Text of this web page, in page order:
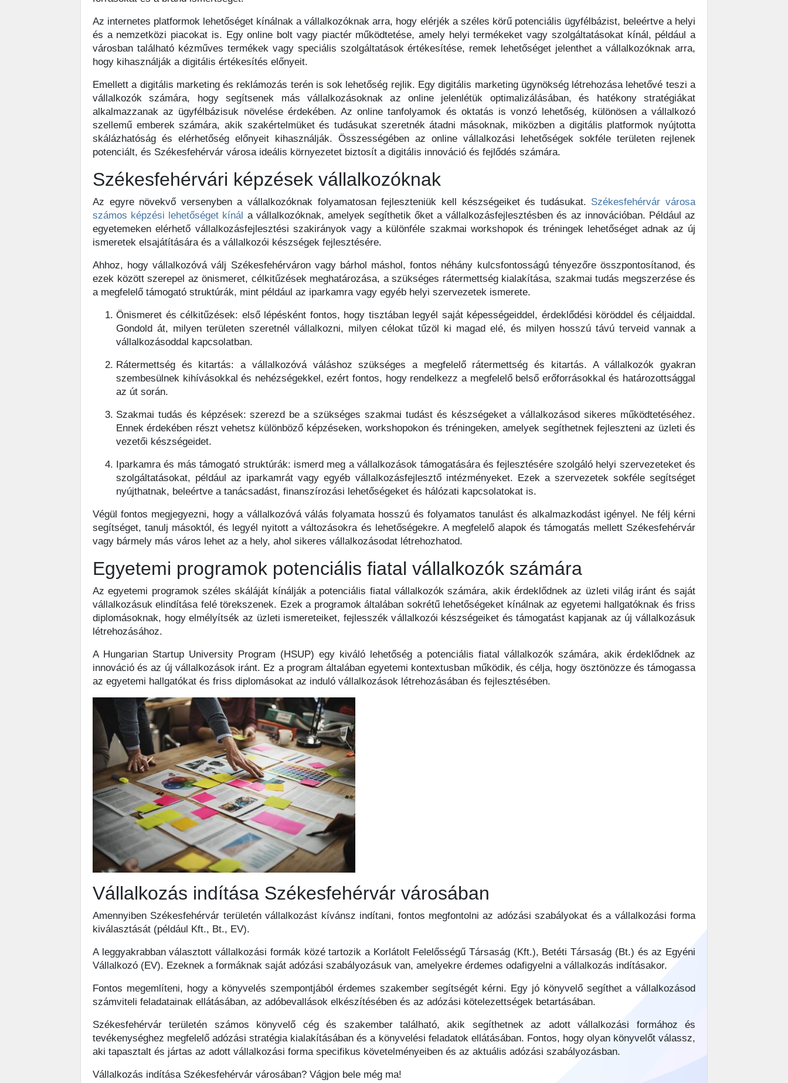
Az internetes platformok lehetőséget kínálnak a vállalkozóknak arra, hogy elérjék a széles körű potenciális ügyfélbázist, beleértve a helyi
és a nemzetközi piacokat is. Egy online bolt vagy piactér működtetése, amely helyi termékeket vagy szolgáltatásokat kínál, például a
városban található kézműves termékek vagy speciális szolgáltatások értékesítése, remek lehetőséget jelenthet a vállalkozóknak arra,
hogy kihasználják a digitális értékesítés előnyeit.
Emellett a digitális marketing és reklámozás terén is sok lehetőség rejlik. Egy digitális marketing ügynökség létrehozása lehetővé teszi a
vállalkozók számára, hogy segítsenek más vállalkozásoknak az online jelenlétük optimalizálásában, és hatékony stratégiákat
alkalmazzanak az ügyfélbázisuk növelése érdekében. Az online tanfolyamok és oktatás is vonzó lehetőség, különösen a vállalkozó
szellemű emberek számára, akik szakértelmüket és tudásukat szeretnék átadni másoknak, miközben a digitális platformok nyújtotta
skálázhatóság és elérhetőség előnyeit kihasználják. Összességében az online vállalkozási lehetőségek sokféle területen rejlenek
potenciált, és Székesfehérvár városa ideális környezetet biztosít a digitális innováció és fejlődés számára.
Székesfehérvári képzések vállalkozóknak
Az egyre növekvő versenyben a vállalkozóknak folyamatosan fejleszteniük kell készségeiket és tudásukat. Székesfehérvár városa
számos képzési lehetőséget kínál a vállalkozóknak, amelyek segíthetik őket a vállalkozásfejlesztésben és az innovációban. Például az
egyetemeken elérhető vállalkozásfejlesztési szakirányok vagy a különféle szakmai workshopok és tréningek lehetőséget adnak az új
ismeretek elsajátítására és a vállalkozói készségek fejlesztésére.
Ahhoz, hogy vállalkozóvá válj Székesfehérváron vagy bárhol máshol, fontos néhány kulcsfontosságú tényezőre összpontosítanod, és
ezek között szerepel az önismeret, célkitűzések meghatározása, a szükséges rátermettség kialakítása, szakmai tudás megszerzése és
a megfelelő támogató struktúrák, mint például az iparkamra vagy egyéb helyi szervezetek ismerete.
Önismeret és célkitűzések: első lépésként fontos, hogy tisztában legyél saját képességeiddel, érdeklődési köröddel és céljaiddal.
Gondold át, milyen területen szeretnél vállalkozni, milyen célokat tűzöl ki magad elé, és milyen hosszú távú terveid vannak a
vállalkozásoddal kapcsolatban.
Rátermettség és kitartás: a vállalkozóvá váláshoz szükséges a megfelelő rátermettség és kitartás. A vállalkozók gyakran
szembesülnek kihívásokkal és nehézségekkel, ezért fontos, hogy rendelkezz a megfelelő belső erőforrásokkal és határozottsággal
az út során.
Szakmai tudás és képzések: szerezd be a szükséges szakmai tudást és készségeket a vállalkozásod sikeres működtetéséhez.
Ennek érdekében részt vehetsz különböző képzéseken, workshopokon és tréningeken, amelyek segíthetnek fejleszteni az üzleti és
vezetői készségeidet.
Iparkamra és más támogató struktúrák: ismerd meg a vállalkozások támogatására és fejlesztésére szolgáló helyi szervezeteket és
szolgáltatásokat, például az iparkamrát vagy egyéb vállalkozásfejlesztő intézményeket. Ezek a szervezetek sokféle segítséget
nyújthatnak, beleértve a tanácsadást, finanszírozási lehetőségeket és hálózati kapcsolatokat is.
Végül fontos megjegyezni, hogy a vállalkozóvá válás folyamata hosszú és folyamatos tanulást és alkalmazkodást igényel. Ne félj kérni
segítséget, tanulj másoktól, és legyél nyitott a változásokra és lehetőségekre. A megfelelő alapok és támogatás mellett Székesfehérvár
vagy bármely más város lehet az a hely, ahol sikeres vállalkozásodat létrehozhatod.
Egyetemi programok potenciális fiatal vállalkozók számára
Az egyetemi programok széles skáláját kínálják a potenciális fiatal vállalkozók számára, akik érdeklődnek az üzleti világ iránt és saját
vállalkozásuk elindítása felé törekszenek. Ezek a programok általában sokrétű lehetőségeket kínálnak az egyetemi hallgatóknak és friss
diplomásoknak, hogy elmélyítsék az üzleti ismereteiket, fejlesszék vállalkozói készségeiket és támogatást kapjanak az új vállalkozásuk
létrehozásához.
A Hungarian Startup University Program (HSUP) egy kiváló lehetőség a potenciális fiatal vállalkozók számára, akik érdeklődnek az
innováció és az új vállalkozások iránt. Ez a program általában egyetemi kontextusban működik, és célja, hogy ösztönözze és támogassa
az egyetemi hallgatókat és friss diplomásokat az induló vállalkozások létrehozásában és fejlesztésében.
Vállalkozás indítása Székesfehérvár városában
Amennyiben Székesfehérvár területén vállalkozást kívánsz indítani, fontos megfontolni az adózási szabályokat és a vállalkozási forma
kiválasztását (például Kft., Bt., EV).
A leggyakrabban választott vállalkozási formák közé tartozik a Korlátolt Felelősségű Társaság (Kft.), Betéti Társaság (Bt.) és az Egyéni
Vállalkozó (EV). Ezeknek a formáknak saját adózási szabályozásuk van, amelyekre érdemes odafigyelni a vállalkozás indításakor.
Fontos megemlíteni, hogy a könyvelés szempontjából érdemes szakember segítségét kérni. Egy jó könyvelő segíthet a vállalkozásod
számviteli feladatainak ellátásában, az adóbevallások elkészítésében és az adózási kötelezettségek betartásában.
Székesfehérvár területén számos könyvelő cég és szakember található, akik segíthetnek az adott vállalkozási formához és
tevékenységhez megfelelő adózási stratégia kialakításában és a könyvelési feladatok ellátásában. Fontos, hogy olyan könyvelőt válassz,
aki tapasztalt és jártas az adott vállalkozási forma specifikus követelményeiben és az aktuális adózási szabályozásban.
Vállalkozás indítása Székesfehérvár városában? Vágjon bele még ma!